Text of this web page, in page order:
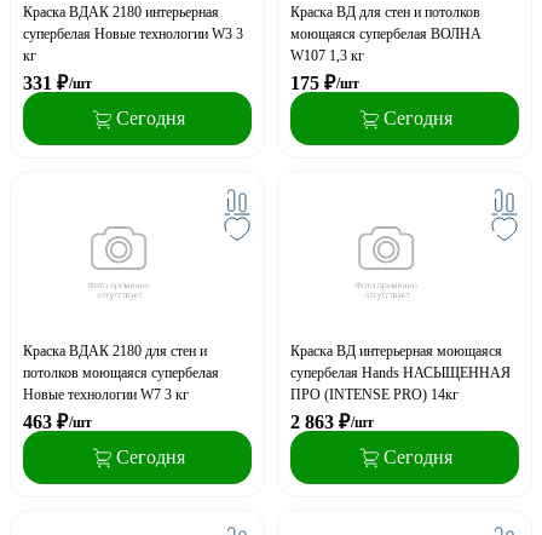
Краска ВДАК 2180 интерьерная
супербелая Новые технологии W3 3
кг
331 ₽/шт
Сегодня
Краска ВД для стен и потолков
моющаяся супербелая ВОЛНА
W107 1,3 кг
175 ₽/шт
Сегодня
Краска ВДАК 2180 для стен и
потолков моющаяся супербелая
Новые технологии W7 3 кг
463 ₽/шт
Сегодня
Краска ВД интерьерная моющаяся
супербелая Hands НАСЫЩЕННАЯ
ПРО (INTENSE PRO) 14кг
2 863 ₽/шт
Сегодня